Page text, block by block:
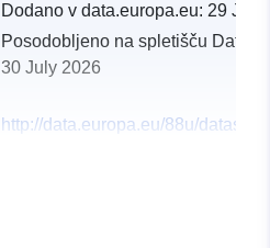
Dodano v data.europa.eu: 29 July
Posodobljeno na spletišču
30 July 2026
http://data.europa.eu/88u/dataset/